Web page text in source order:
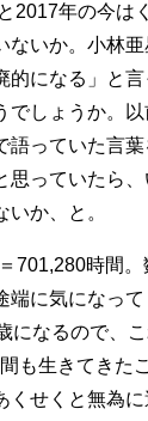
2017年の今は
ないか。小林
的になる」と
でしょうか。
語っていた言
思っていたら
か、と。
701,280時間。
に気になって
になるので、
も生きてきた
くせくと無為